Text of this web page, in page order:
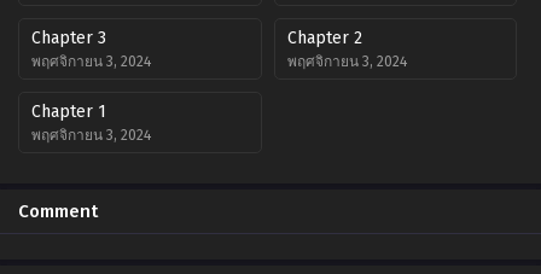
Chapter 3
พฤศจิกายน 3, 2024
Chapter 2
พฤศจิกายน 3, 2024
Chapter 1
พฤศจิกายน 3, 2024
Comment